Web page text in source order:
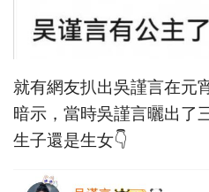
就有網友扒出吳謹言在元
暗示，當時吳謹言曬出了
生子還是生女👇